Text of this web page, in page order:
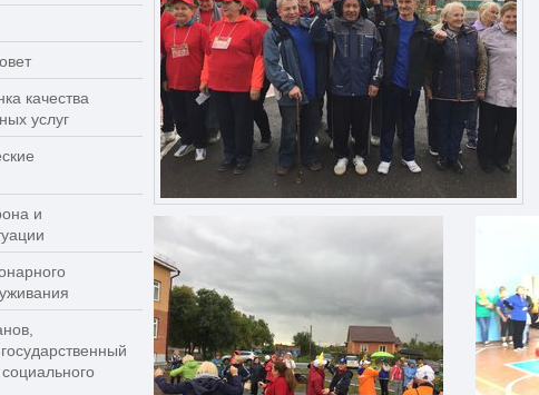
качества
услуг
и